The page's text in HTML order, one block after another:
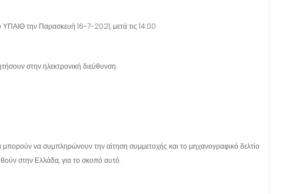
ΥΠΑΙΘ την Παρασκευή 16-7-2021, μετά τις 14.00
στην ηλεκτρονική διεύθυνση:
να συμπληρώνουν την αίτηση συμμετοχής και το μηχανογραφικό δελτίο
στην Ελλάδα, για το σκοπό αυτό.